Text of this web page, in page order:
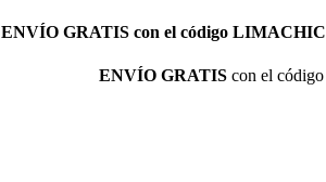
ENVÍO GRATIS con el código LIMACHIC
ENVÍO GRATIScon el código